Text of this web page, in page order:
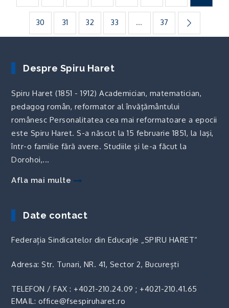
articole
30 31 32 33 … 37
Despre Spiru Haret
Spiru Haret (1851 - 1912) Academician, matematician,
pedagog român, reformator al învăţământului
românesc Personalitatea cea mai reformatoare a epocii
este Spiru Haret. S-a născut la 15 februarie 1851, la Iaşi,
într-o familie fără avere. Studiile şi le-a făcut la
Dorohoi,...
Afla mai multe
Date contact
Federația Sindicatelor din Educație „SPIRU HARET“
Adresa: Str. Tunari, NR. 41, Sector 2, București
TELEFON / FAX :+4021-210.24.09 ;+4021-210.41.65
EMAIL: office@fsespiruharet.ro